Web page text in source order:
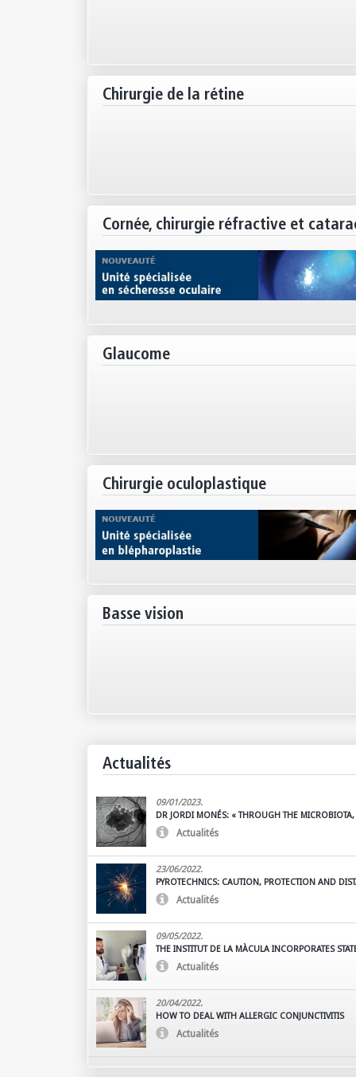
Chirurgie de la rétine
Cornée, chirurgie réfractive et
Glaucome
Chirurgie oculoplastique
Basse vision
Actualités
09/01/2023.
DR JORDI MONÉS: « THROUGH THE MICROBIOTA,
POSSIBLE TO INFLUENCE THE PROGRESSION OF
DEGENERATION »
...
Actualités
23/06/2022.
PYROTECHNICS: CAUTION, PROTECTION AND
We at the Institut de la Màcula want to focus
Actualités
09/05/2022.
THE INSTITUT DE LA MÀCULA INCORPORATES
DIAGNOSTIC EQUIPMENT FOR CORNEAL
AND PREMIUM CATARACT SURGERY
When approaching surgery, it is essential to
measurements...
Actualités
20/04/2022.
HOW TO DEAL WITH ALLERGIC CONJUNCTIVITIS
Allergic conjunctivitis usually presents in the
Actualités